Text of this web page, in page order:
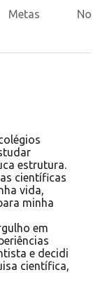
Metas
estrutura.
científicas
vida,
minha
em
e decidi
científica,